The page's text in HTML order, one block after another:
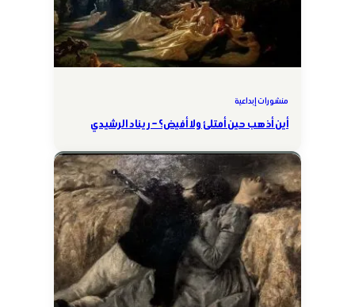
منشورات إبداعية
أين أذهب حين أمتلئ ولا أفيض؟ – ريناد الرشيدي